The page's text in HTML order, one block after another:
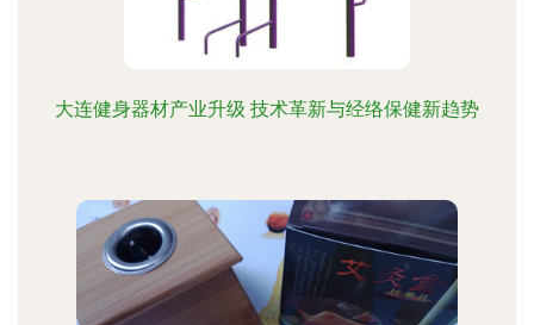
大连健身器材产业升级 技术革新与经络保健新趋势